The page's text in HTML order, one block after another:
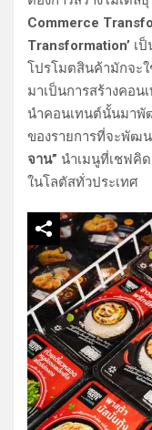
Commerce
Transformation’ เ
โปรโมตสินค้ามักจะใ
มาเป็นการสร้างคอ
นำคอนเทนต์นั้นมาพั
ของรายการที่จะพัฒ
จาน” นำเมนูที่เชฟคิ
ในโลตัสทั่วประเทศ